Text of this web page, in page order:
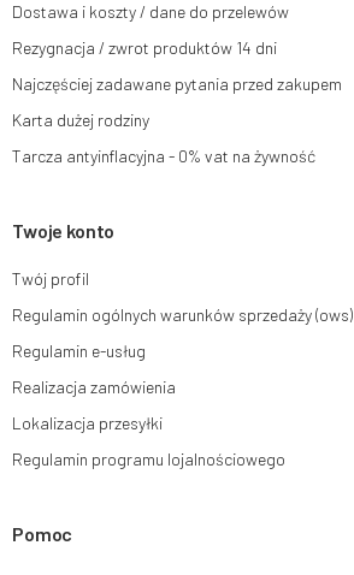
e-mail lub pisemnie na adres siedziby.
Więcej informacji:www.mouton.pl/ODO
Dostawa i koszty / dane do przelewów
Rezygnacja / zwrot produktów 14 dni
Najczęściej zadawane pytania przed zakupem
Karta dużej rodziny
Tarcza antyinflacyjna - 0% vat na żywność
Twoje konto
Twój profil
Regulamin ogólnych warunków sprzedaży (ows)
Regulamin e-usług
Realizacja zamówienia
Lokalizacja przesyłki
Regulamin programu lojalnościowego
Pomoc